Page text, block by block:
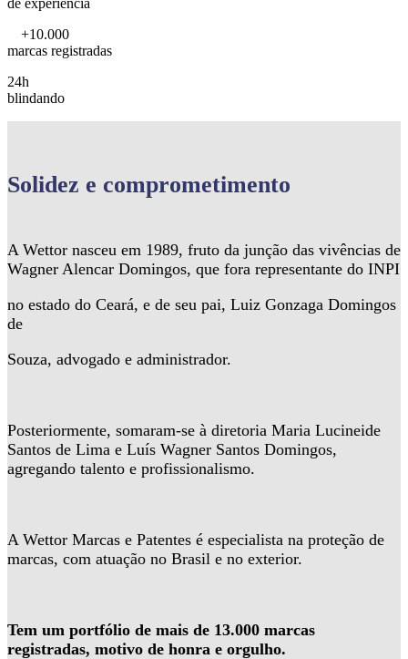
de experiência
+10.000
marcas registradas
24h
blindando
Solidez e comprometimento
A Wettor nasceu em 1989, fruto da junção das vivências de
Wagner Alencar Domingos, que fora representante do INPI
no estado do Ceará, e de seu pai, Luiz Gonzaga Domingos
de
Souza, advogado e administrador.
Posteriormente, somaram-se à diretoria Maria Lucineide
Santos de Lima e Luís Wagner Santos Domingos,
agregando talento e profissionalismo.
A Wettor Marcas e Patentes é especialista na proteção de
marcas, com atuação no Brasil e no exterior.
Tem um portfólio de mais de 13.000 marcas
registradas, motivo de honra e orgulho.